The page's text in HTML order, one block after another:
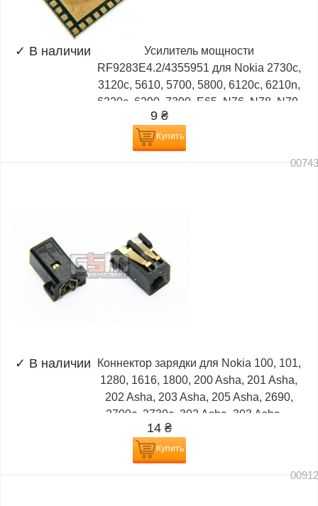
✓ В наличии
Усилитель мощности
RF9283E4.2/4355951 для Nokia 2730c,
3120c, 5610, 5700, 5800, 6120c, 6210n,
6220c, 6290, 7390, E65, N76, N78, N79,
N82, N95, N96
9 ₴
Купить
✓ В наличии
Коннектор зарядки для Nokia 100, 101,
1280, 1616, 1800, 200 Asha, 201 Asha,
202 Asha, 203 Asha, 205 Asha, 2690,
2700c, 2730c, 302 Asha, 303 Asha,...
14 ₴
Купить